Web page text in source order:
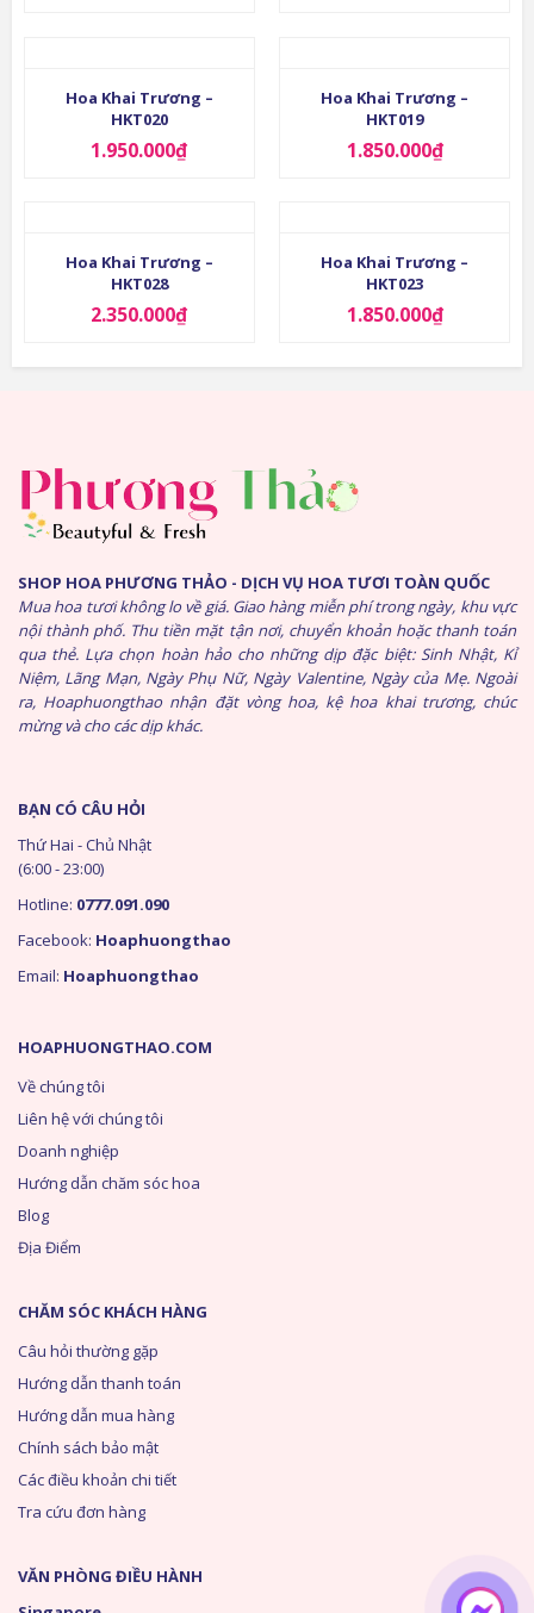
Hoa Khai Trương –
HKT020
1.950.000₫
Hoa Khai Trương –
HKT019
1.850.000₫
Hoa Khai Trương –
HKT028
2.350.000₫
Hoa Khai Trương –
HKT023
1.850.000₫
SHOP HOA PHƯƠNG THẢO - DỊCH VỤ HOA TƯƠI TOÀN QUỐC
Mua hoa tươi không lo về giá. Giao hàng miễn phí trong ngày, khu vực
nội thành phố. Thu tiền mặt tận nơi, chuyển khoản hoặc thanh toán
qua thẻ. Lựa chọn hoàn hảo cho những dịp đặc biệt: Sinh Nhật, Kỉ
Niệm, Lãng Mạn, Ngày Phụ Nữ, Ngày Valentine, Ngày của Mẹ. Ngoài
ra, Hoaphuongthao nhận đặt vòng hoa, kệ hoa khai trương, chúc
mừng và cho các dịp khác.
HOAPHUONGTHAO.COM
Về chúng tôi
Liên hệ với chúng tôi
Doanh nghiệp
Hướng dẫn chăm sóc hoa
Blog
Địa Điểm
CHĂM SÓC KHÁCH HÀNG
Câu hỏi thường gặp
Hướng dẫn thanh toán
Hướng dẫn mua hàng
Chính sách bảo mật
Các điều khoản chi tiết
Tra cứu đơn hàng
BẠN CÓ CÂU HỎI
Thứ Hai - Chủ Nhật
(6:00 - 23:00)
Hotline: 0777.091.090
Facebook: Hoaphuongthao
Email: Hoaphuongthao
VĂN PHÒNG ĐIỀU HÀNH